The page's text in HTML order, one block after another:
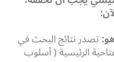
تصدر نتائج البحث في
الرئيسية ( أسلوب